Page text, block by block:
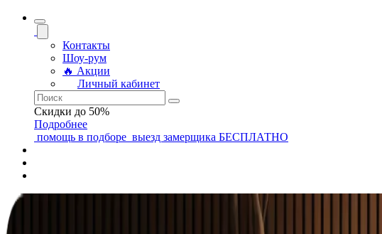
Контакты
Шоу-рум
🔥 Акции
Личный кабинет
Скидки до 50%
Подробнее
помощь в подборе выезд замерщика БЕСПЛАТНО